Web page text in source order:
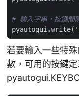
# 輸入字串，按鍵
pyautogui.write(
若要輸入一些特
數，可用的按鍵